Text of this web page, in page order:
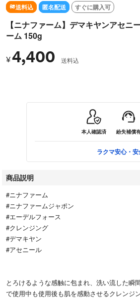
送料込 匿名配送 すぐに購入可
【ニナファーム】デマキヤンアセニ
ーム 150g
¥4,400 送料込
本人確認済 紛失補償
ラクマ安心・
商品説明
#ニナファーム
#ニナファームジャポン
#エーデルフォース
#クレンジング
#デマキヤン
#アセニール
とろけるような感触に包まれ、洗い流した瞬
で使用中も使用後も肌を感動させるクレンジ